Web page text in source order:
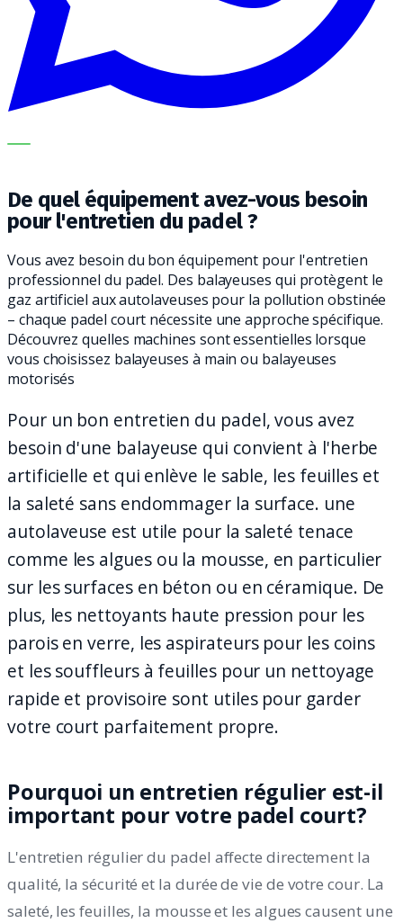
ÉTAPE ET LE TRADUISENT EN CHOIX PRATIQUES POUR
De quel équipement avez-vous besoin
pour l'entretien du padel ?
Vous avez besoin du bon équipement pour l'entretien
professionnel du padel. Des balayeuses qui protègent le
gaz artificiel aux autolaveuses pour la pollution obstinée
– chaque padel court nécessite une approche spécifique.
Découvrez quelles machines sont essentielles lorsque
vous choisissez balayeuses à main ou balayeuses
motorisés
Pour un bon entretien du padel, vous avez
besoin d'une balayeuse qui convient à l'herbe
artificielle et qui enlève le sable, les feuilles et
la saleté sans endommager la surface. une
autolaveuse est utile pour la saleté tenace
comme les algues ou la mousse, en particulier
sur les surfaces en béton ou en céramique. De
plus, les nettoyants haute pression pour les
parois en verre, les aspirateurs pour les coins
et les souffleurs à feuilles pour un nettoyage
rapide et provisoire sont utiles pour garder
votre court parfaitement propre.
Pourquoi un entretien régulier est-il
important pour votre padel court?
L'entretien régulier du padel affecte directement la
qualité, la sécurité et la durée de vie de votre cour. La
saleté, les feuilles, la mousse et les algues causent une